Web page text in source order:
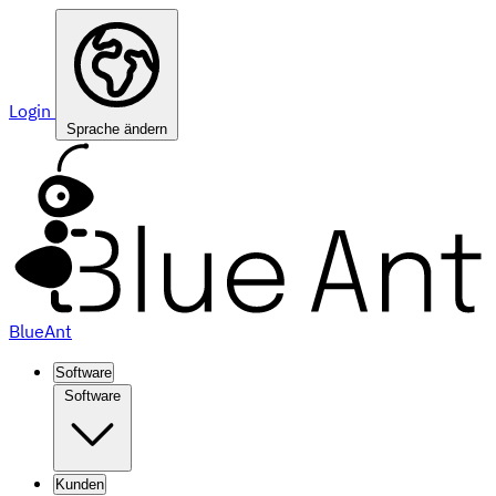
Login
Sprache ändern
BlueAnt
Software
Software
Kunden